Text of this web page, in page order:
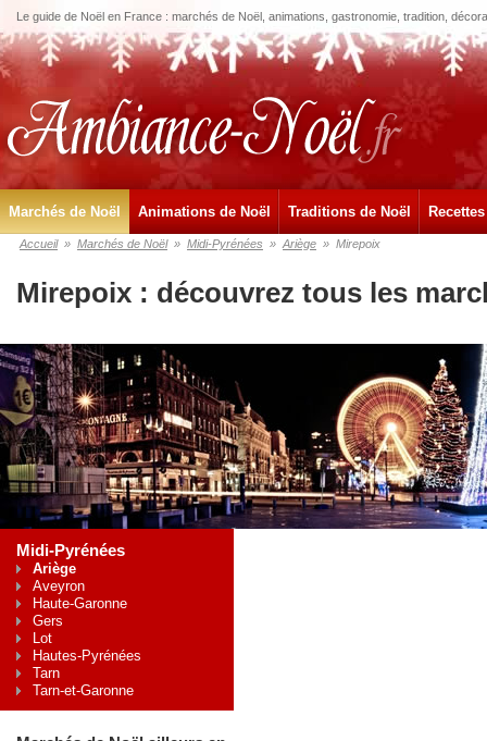
Le guide de Noël en France : marchés de Noël, animations, gastronomie, tradition,
Marchés de Noël Animations de Noël Traditions de Noël
Accueil » Marchés de Noël » Midi-Pyrénées » Ariège » Mirepoix
Mirepoix : découvrez tous les
Midi-Pyrénées
Ariège
Aveyron
Haute-Garonne
Gers
Lot
Hautes-Pyrénées
Tarn
Tarn-et-Garonne